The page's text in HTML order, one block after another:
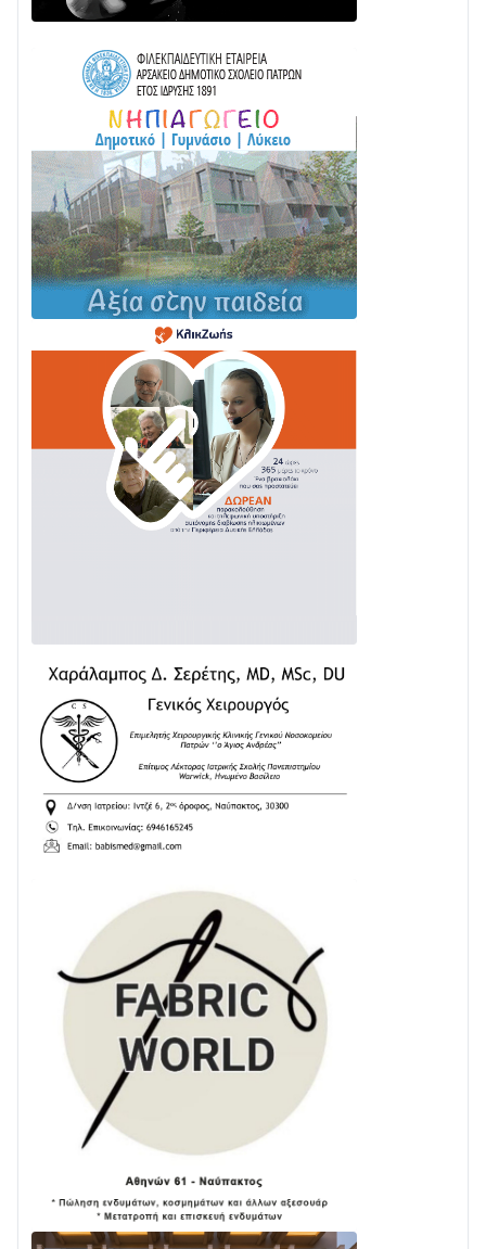
ΤΟ ΠΑΡΤΥ ΣΥΝΕΧΙΖΕΤΑΙ…
Στο σκοτάδι μεγάλο μέρος στο Λυγιά Ναυπάκτου
04/08 • 19:47
Σε τροχιά υλοποίησης η Παράκαμψη του Κέντρου
της Ναυπάκτου
04/08 • 12:08
Σε φουλ ρυθμούς το τμήμα Βόνιτσα – Άγιος Νικόλαος
| Αυτοψία Καββαδά
03/08 • 11:11
Με Αρχιερατική Λαμπρότητα η Πανήγυρη της
Μεταμορφώσεως του Σωτήρος στο Γολέμι
03/08 • 07:45
Ενισχύεται η Πολιτική Προστασία στο Δήμο Αγρινίου
με δύο νέα υδροφόρα οχήματα
02/08 • 18:26
Διαβάστε την «Ναυπακτία» που κυκλοφορεί
31/07 • 08:16
Δωρίδα για Όλους: «Καμία εκχώρηση των νερών
24/07 • 11:31
ΕΚΤΑΚΤΟ – ΝΑΥΠΑΚΤΙΑ: ΣΥΝΑΓΕΡΜΟΣ ΣΤΗΝ
ΠΥΡΟΣΒΕΣΤΙΚΗ ΓΙΑ ΦΩΤΙΑ ΣΤΟΝ ΑΓΙΟ ΗΛΙΑ ΠΡΙΝ ΤΗ
ΓΡΑΝΙΤΣΑ
24/07 • 11:03